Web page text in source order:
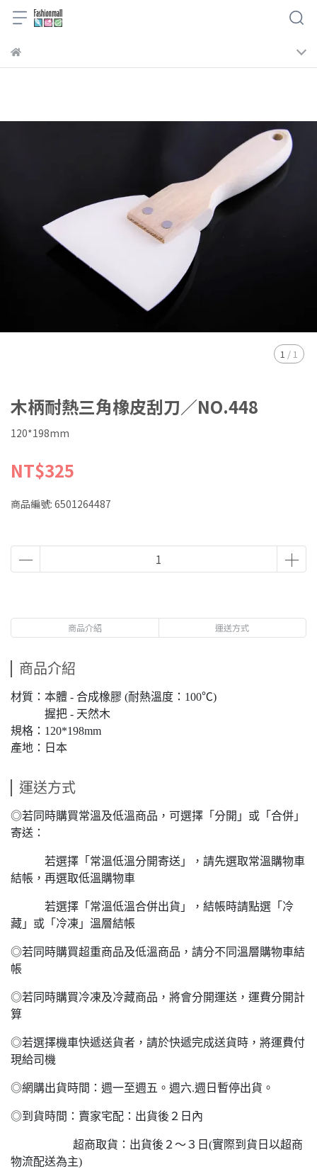
1 / 1
木柄耐熱三角橡皮刮刀／NO.448
120*198mm
NT$325
商品編號: 6501264487
商品介紹 運送方式
商品介紹
材質：本體 - 合成橡膠 (耐熱溫度：100℃)
握把 - 天然木
規格：120*198mm
產地：日本
運送方式
◎若同時購買常溫及低溫商品，可選擇「分開」或「合併」
寄送：
若選擇「常溫低溫分開寄送」，請先選取常溫購物車
結帳，再選取低溫購物車
若選擇「常溫低溫合併出貨」，結帳時請點選「冷
藏」或「冷凍」溫層結帳
◎若同時購買超重商品及低溫商品，請分不同溫層購物車結
帳
◎若同時購買冷凍及冷藏商品，將會分開運送，運費分開計
算
◎若選擇機車快遞送貨者，請於快遞完成送貨時，將運費付
現給司機
◎網購出貨時間：週一至週五。週六.週日暫停出貨。
◎到貨時間：賣家宅配：出貨後２日內
超商取貨：出貨後２～３日(實際到貨日以超商
物流配送為主)